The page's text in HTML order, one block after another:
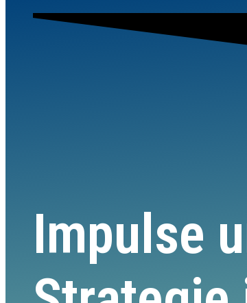
Impulse